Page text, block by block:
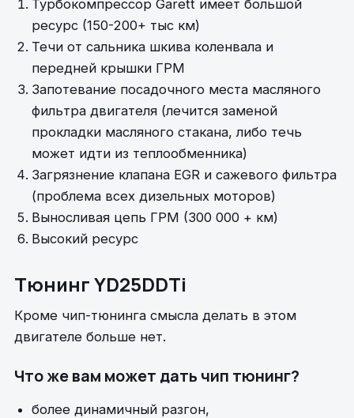
Турбокомпрессор Garett имеет большой
ресурс (150-200+ тыс км)
Течи от сальника шкива коленвала и
передней крышки ГРМ
Запотевание посадочного места масляного
фильтра двигателя (лечится заменой
прокладки масляного стакана, либо течь
может идти из теплообменника)
Загрязнение клапана EGR и сажевого фильтра
(проблема всех дизельных моторов)
Выносливая цепь ГРМ (300 000 + км)
Высокий ресурс
Тюнинг YD25DDTi
Кроме чип-тюнинга смысла делать в этом
двигателе больше нет.
Что же вам может дать чип тюнинг?
более динамичный разгон,